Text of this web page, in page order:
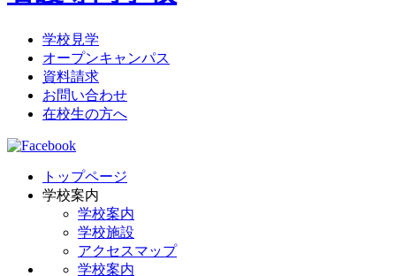
学校見学
オープンキャンパス
資料請求
お問い合わせ
在校生の方へ
トップページ
学校案内
学校案内
学校施設
アクセスマップ
学校案内